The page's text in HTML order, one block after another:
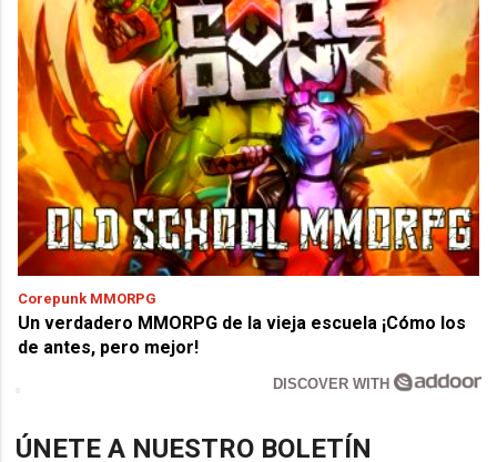
Corepunk MMORPG
Un verdadero MMORPG de la vieja escuela ¡Cómo los
de antes, pero mejor!
DISCOVER WITH
ÚNETE A NUESTRO BOLETÍN